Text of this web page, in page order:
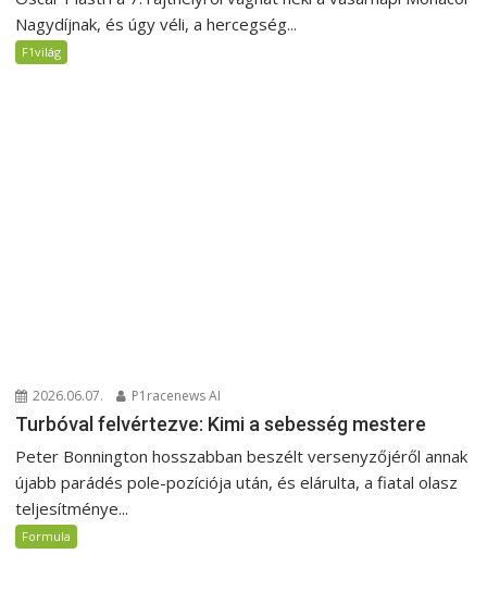
Nagydíjnak, és úgy véli, a hercegség...
F1világ
2026.06.07. P1racenews AI
Turbóval felvértezve: Kimi a sebesség mestere
Peter Bonnington hosszabban beszélt versenyzőjéről annak
újabb parádés pole-pozíciója után, és elárulta, a fiatal olasz
teljesítménye...
Formula